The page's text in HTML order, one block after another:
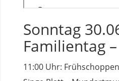
Sonntag
Familientag
11:00 Uhr: